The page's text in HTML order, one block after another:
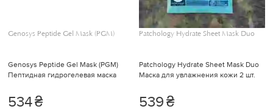
Genosys Peptide Gel Mask (PGM)
Genosys Peptide Gel Mask (PGM)
Пептидная гидрогелевая маска
534₴
Patchology Hydrate Sheet Mask Duo
Patchology Hydrate Sheet Mask Duo
Маска для увлажнения кожи 2 шт.
539₴